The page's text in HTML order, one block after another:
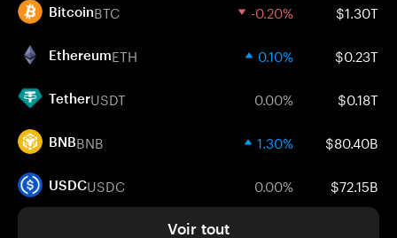
BitcoinBTC -0.20% $1.30T
EthereumETH 0.10% $0.23T
TetherUSDT 0.00% $0.18T
BNBBNB 1.30% $80.40B
USDCUSDC 0.00% $72.15B
Voir tout